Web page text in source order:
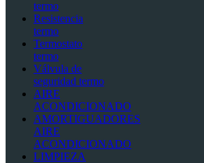
termo
Resistencia
termo
Termostato
termo
Válvula de
seguridad termo
AIRE
ACONDICIONADO
AMORTIGUADORES
AIRE
ACONDICIONADO
LIMPIEZA